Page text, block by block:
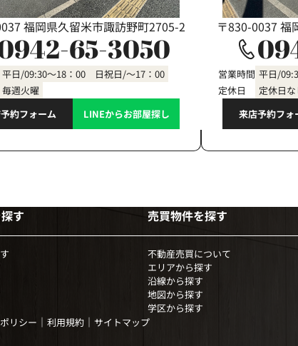
福岡県久留米市諏訪野町2705-2
65-3050
平日/09:30～18：00 日祝日/～17：00
毎週火曜
約フォーム
LINEからお部屋探し
〒830-0037 福
営業時間 平日/
定休日
定休日な
来店予約フォ
す 売買物件を探す
不動産売買について
エリアから探す
沿線から探す
地図から探す
学区から探す
リシー ｜ 利用規約 ｜ サイトマップ